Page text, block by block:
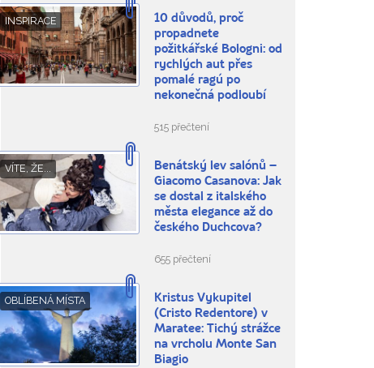
INSPIRACE
10 důvodů, proč
propadnete
požitkářské Bologni: od
rychlých aut přes
pomalé ragú po
nekonečná podloubí
515 přečtení
VÍTE, ŽE...
Benátský lev salónů –
Giacomo Casanova: Jak
se dostal z italského
města elegance až do
českého Duchcova?
655 přečtení
OBLÍBENÁ MÍSTA
Kristus Vykupitel
(Cristo Redentore) v
Maratee: Tichý strážce
na vrcholu Monte San
Biagio